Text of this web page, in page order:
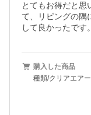
とてもお得だと思
て、リビングの隅
して良かったです。
購入した商品
種類/クリアエア